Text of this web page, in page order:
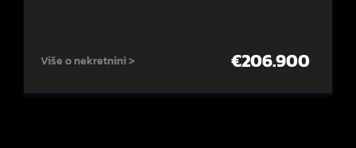
Više o nekretnini > €206.900